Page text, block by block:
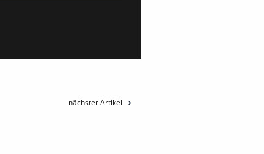
nächster Artikel